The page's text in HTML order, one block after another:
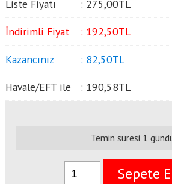
Liste Fiyatı : 275,00TL
İndirimli Fiyat : 192,50TL
Kazancınız : 82,50TL
Havale/EFT ile : 190,58TL
Temin süresi 1
Sepete